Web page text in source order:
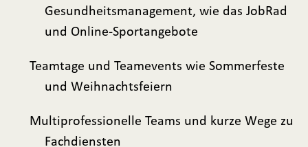
Gesundheitsmanagement, wie das JobRad
und Online-Sportangebote
Teamtage und Teamevents wie Sommerfeste
und Weihnachtsfeiern
Multiprofessionelle Teams und kurze Wege zu
Fachdiensten